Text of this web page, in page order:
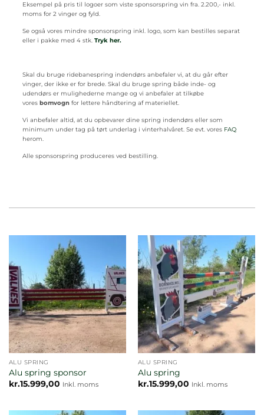
Eksempel på pris til logoer som viste sponsorspring vin fra. 2.200,- inkl.
moms for 2 vinger og fyld.
Se også vores mindre sponsorspring inkl. logo, som kan bestilles separat
eller i pakke med 4 stk. Tryk her.
Skal du bruge ridebanespring indendørs anbefaler vi, at du går efter
vinger, der ikke er for brede. Skal du bruge spring både inde- og
udendørs er mulighederne mange og vi anbefaler at tilkøbe
vores bomvogn for lettere håndtering af materiellet.
Vi anbefaler altid, at du opbevarer dine spring indendørs eller som
minimum under tag på tørt underlag i vinterhalvåret. Se evt. vores FAQ
herom.
Alle sponsorspring produceres ved bestilling.
ALU SPRING
Alu spring sponsor
kr.15.999,00 Inkl. moms
ALU SPRING
Alu spring
kr.15.999,00 Inkl. moms